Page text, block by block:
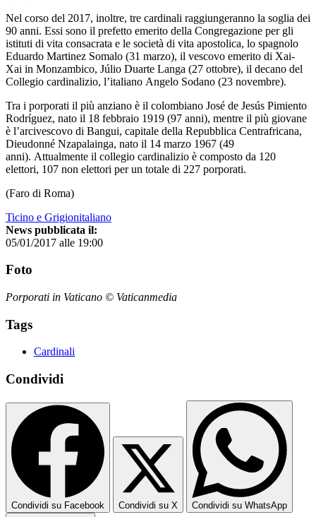
Nel corso del 2017, inoltre, tre cardinali raggiungeranno la soglia dei
90 anni. Essi sono il prefetto emerito della Congregazione per gli
istituti di vita consacrata e le società di vita apostolica, lo spagnolo
Eduardo Martinez Somalo (31 marzo), il vescovo emerito di Xai-
Xai in Monzambico, Júlio Duarte Langa (27 ottobre), il decano del
Collegio cardinalizio, l’italiano Angelo Sodano (23 novembre).
Tra i porporati il più anziano è il colombiano José de Jesús Pimiento
Rodríguez, nato il 18 febbraio 1919 (97 anni), mentre il più giovane
è l’arcivescovo di Bangui, capitale della Repubblica Centrafricana,
Dieudonné Nzapalainga, nato il 14 marzo 1967 (49
anni). Attualmente il collegio cardinalizio è composto da 120
elettori, 107 non elettori per un totale di 227 porporati.
(Faro di Roma)
Ticino e Grigionitaliano
News pubblicata il:
05/01/2017 alle 19:00
Foto
Porporati in Vaticano © Vaticanmedia
Tags
Cardinali
Condividi
Condividi su Facebook Condividi su X Condividi su WhatsApp